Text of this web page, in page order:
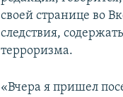
своей странице во
следствия,
терроризма.
«Вчера я пришел